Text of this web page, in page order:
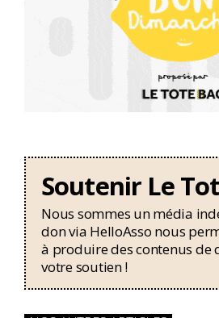
Soutenir Le
Nous sommes un média
don via HelloAsso nous
à produire des contenus de
votre soutien !